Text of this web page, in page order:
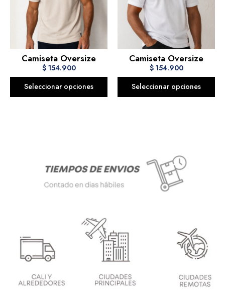
Camiseta Oversize
$154.900
Seleccionar opciones
Camiseta Oversize
$154.900
Seleccionar opciones